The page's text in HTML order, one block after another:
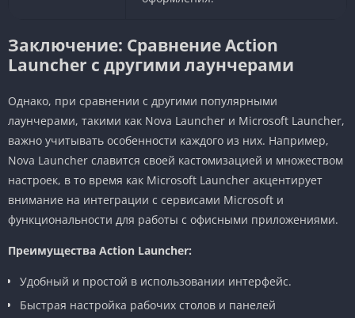
Заключение: Сравнение Action
Launcher с другими лаунчерами
Однако, при сравнении с другими популярными
лаунчерами, такими как Nova Launcher и Microsoft Launcher,
важно учитывать особенности каждого из них. Например,
Nova Launcher славится своей кастомизацией и множеством
настроек, в то время как Microsoft Launcher акцентирует
внимание на интеграции с сервисами Microsoft и
функциональности для работы с офисными приложениями.
Преимущества Action Launcher:
Удобный и простой в использовании интерфейс.
Быстрая настройка рабочих столов и панелей